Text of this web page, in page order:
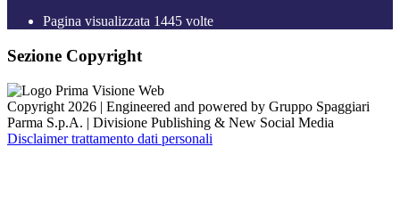
Pagina visualizzata 1445 volte
Sezione Copyright
Copyright 2026 | Engineered and powered by Gruppo Spaggiari
Parma S.p.A. | Divisione Publishing & New Social Media
Disclaimer trattamento dati personali